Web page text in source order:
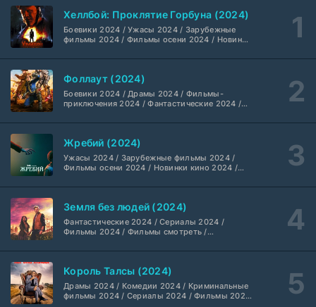
Вторая мировая война с Томом Хэнксом (2026)
Анна медиум (2021-2026)
1-5 сезон
2 серия
Не требуется
Преступление с низким IQ (2026)
1 сезон
DubLik.TV
Страна боев (2026)
1 сезон
1 серия
Рыцарь Семи Королевств (2026)
1 сезон
Syncmer
Чудо-человек (2026)
1 сезон
8 серия
Хеллбой: Проклятие Горбуна (2024)
Боевики 2024 / Ужасы 2024 / Зарубежные
фильмы 2024 / Фильмы осени 2024 / Новинки
2024 / Американские фильмы / Фильмы
высоким рейтингом / Интересные фильмы /
Крутые фильмы / Популярные фильмы
Фоллаут (2024)
Боевики 2024 / Драмы 2024 / Фильмы-
приключения 2024 / Фантастические 2024 /
смотреть / Сериалы в 4K UHD / Американские
Жребий (2024)
Ужасы 2024 / Зарубежные фильмы 2024 /
Фильмы осени 2024 / Новинки кино 2024 /
Американские фильмы / Фильмы смотреть /
фильмы / Крутые фильмы / Популярные
фильмы
Земля без людей (2024)
Фантастические 2024 / Сериалы 2024 /
Фильмы 2024 / Фильмы смотреть /
Король Талсы (2024)
Драмы 2024 / Комедии 2024 / Криминальные
фильмы 2024 / Сериалы 2024 / Фильмы 2024